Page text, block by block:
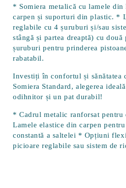
* Somiera metalică cu lamele
carpen și suporturi din plastic. *
reglabile cu 4 șuruburi și/sau
stângă și partea dreaptă) cu două
șuruburi pentru prinderea
rabatabil.
Investiți în confortul și sănătatea
Somiera Standard, alegerea
odihnitor și un pat durabil!
* Cadrul metalic ranforsat
Lamele elastice din carpen
constantă a saltelei * Opțiuni
picioare reglabile sau sistem de